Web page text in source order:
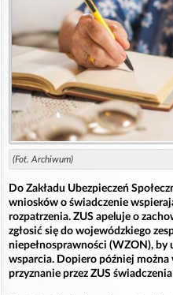
(Fot. Archiwum)
Do Zakładu Ubezpieczeń
wniosków o świadczenie
rozpatrzenia. ZUS apeluje o
zgłosić się do wojewódzkiego
niepełnosprawności (WZON), by
wsparcia. Dopiero później
przyznanie przez ZUS